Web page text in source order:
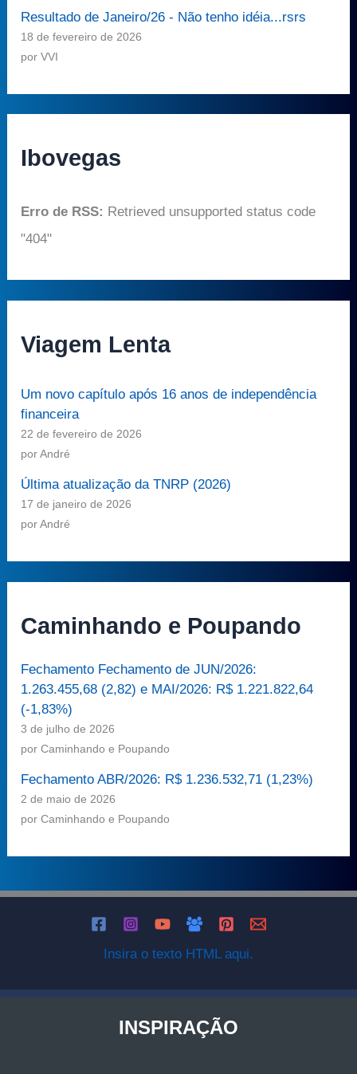
Resultado de Janeiro/26 - Não tenho idéia...rsrs
18 de fevereiro de 2026
por VVI
Ibovegas
Erro de RSS: Retrieved unsupported status code
"404"
Viagem Lenta
Um novo capítulo após 16 anos de independência
financeira
22 de fevereiro de 2026
por André
Última atualização da TNRP (2026)
17 de janeiro de 2026
por André
Caminhando e Poupando
Fechamento Fechamento de JUN/2026:
1.263.455,68 (2,82) e MAI/2026: R$ 1.221.822,64
(-1,83%)
3 de julho de 2026
por Caminhando e Poupando
Fechamento ABR/2026: R$ 1.236.532,71 (1,23%)
2 de maio de 2026
por Caminhando e Poupando
Insira o texto HTML aqui.
INSPIRAÇÃO